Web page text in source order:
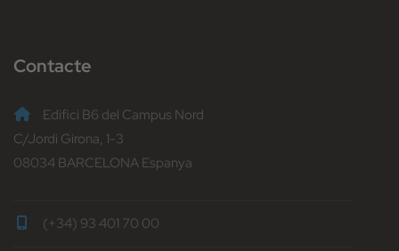
Contacte
Edifici B6 del Campus Nord
C/Jordi Girona, 1-3
08034 BARCELONA Espanya
(+34) 93 401 70 00